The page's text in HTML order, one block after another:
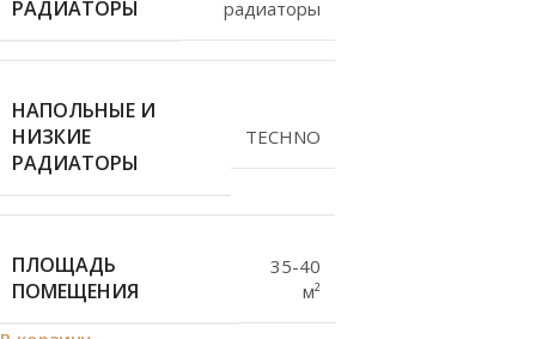
РАДИАТОРЫ
радиаторы
НАПОЛЬНЫЕ И
НИЗКИЕ
РАДИАТОРЫ
TECHNO
ПЛОЩАДЬ
ПОМЕЩЕНИЯ
35-40
м²